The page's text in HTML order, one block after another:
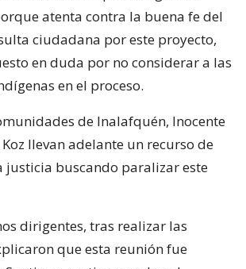
atenta contra la buena fe del
ciudadana por este proyecto,
en duda por no considerar a las
en el proceso.
de Inalafquén, Inocente
llevan adelante un recurso de
justicia buscando paralizar este
dirigentes, tras realizar las
que esta reunión fue